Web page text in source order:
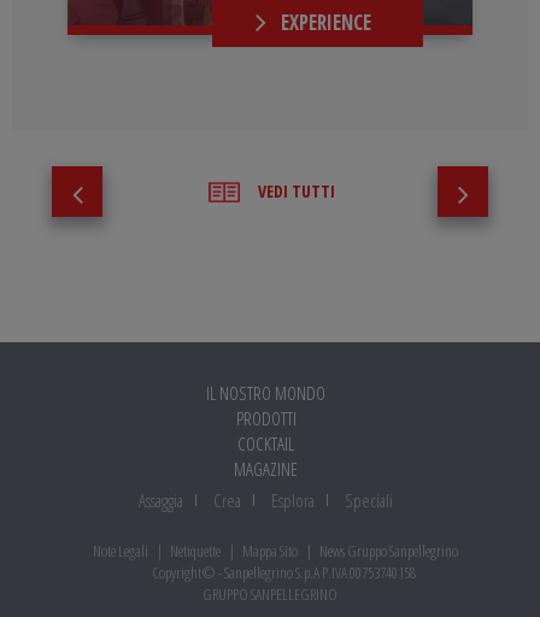
EXPERIENCE
VEDI TUTTI
IL NOSTRO MONDO
PRODOTTI
COCKTAIL
MAGAZINE
Assaggia
Crea Esplora Speciali
Note Legali Netiquette Mappa Sito
News Gruppo Sanpellegrino
Copyright© - Sanpellegrino S.p.A P.IVA 00753740158
GRUPPO SANPELLEGRINO